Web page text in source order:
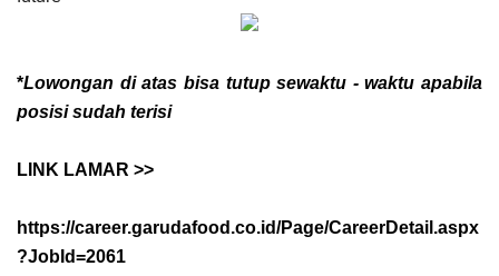
*Lowongan di atas bisa tutup sewaktu - waktu apabila
posisi sudah terisi
LINK LAMAR >>
https://career.garudafood.co.id/Page/CareerDetail.aspx
?JobId=2061